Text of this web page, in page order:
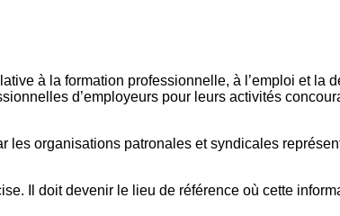
à la formation professionnelle, à l’emploi et la
d’employeurs pour leurs activités
les organisations patronales et syndicales
Il doit devenir le lieu de référence où cette